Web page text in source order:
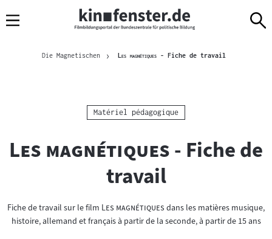
Navigation
zum
zur
Brotkrümelnavigation
Die Magnetischen "Les magnétiques"- Fiche de travail
Kategorie:
Matériel pédagogique
"
Les magnétiques"
- Fiche de
travail
Fiche de travail sur le film "Les magnétiques "dans les matières musique,
histoire, allemand et français à partir de la seconde, à partir de 15 ans